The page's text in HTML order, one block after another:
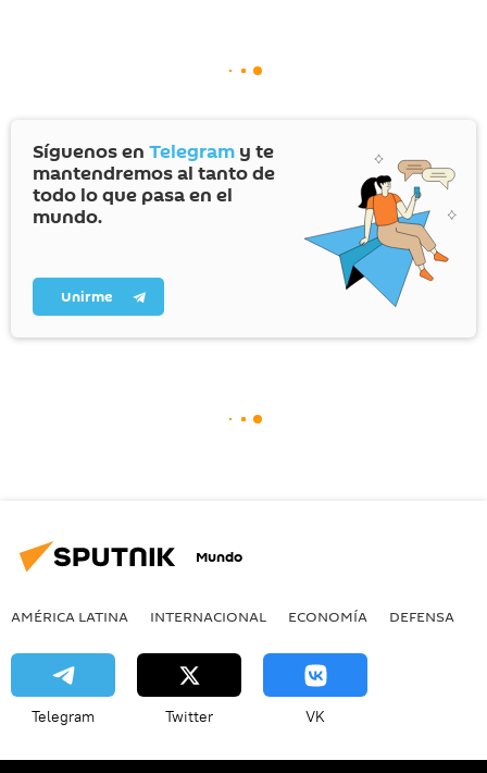
Síguenos en Telegram y te
mantendremos al tanto de
todo lo que pasa en el
mundo.
Unirme
Mundo
AMÉRICA LATINA INTERNACIONAL ECONOMÍA DEFENSA
Telegram Twitter VK